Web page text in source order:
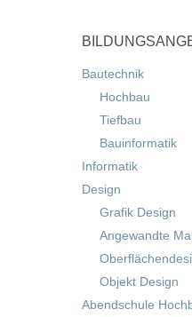
Bautechnik
Hochbau
Tiefbau
Bauinformatik
Informatik
Design
Grafik Design
Angewandte
Objekt Design
Abendschule